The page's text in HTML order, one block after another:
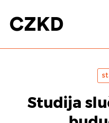
Studija